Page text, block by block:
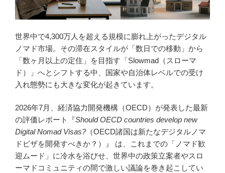
世界中で4,300万人を超える規模に膨れ上がったデジタル
ノマド市場。その滞在スタイルが「数日での移動」から
「数ヶ月以上の定住」を目指す「Slowmad（スローマ
ド）」へとシフトする中、国家や自治体レベルでの受け
入れ態勢にも大きな変化が起きています。
2026年7月、経済協力開発機構（OECD）が発表した最新
の評価レポート『Should OECD countries develop new
Digital Nomad Visas?（OECD諸国は新たなデジタルノマ
ドビザを開発すべきか？）』 は、これまでの「ノマド歓
迎ムード」に冷水を浴びせ、世界中の政策立案者やスロ
ーマドコミュニティの間で激しい議論を巻き起こしてい